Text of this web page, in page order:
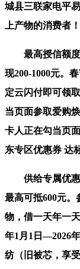
城县三联家电平
上产物的消费者！
最高授信额度
现200-1000元。
定云闪付即可领
当页面参取爱购
卡人正在勾当页
东专区优惠券 达
供给专属优惠
最高可抵600元。
物，借一天年一
年1月1日—2026
纺（旧被芯，享